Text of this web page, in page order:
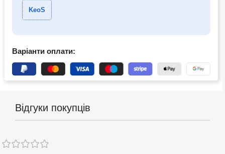
KeoS
Варіанти оплати:
Відгуки покупців